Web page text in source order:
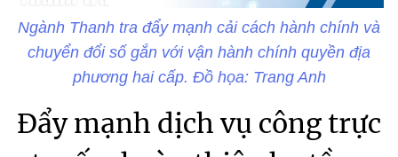
Ngành Thanh tra đẩy mạnh cải cách hành chính và
chuyển đổi số gắn với vận hành chính quyền địa
phương hai cấp. Đồ họa: Trang Anh
Đẩy mạnh dịch vụ công trực